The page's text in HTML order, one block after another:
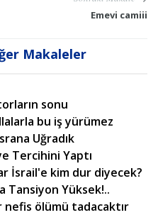
Emevi camiii
Makaleler
sonu
bu iş yürümez
Uğradık
Tercihini Yaptı
İsrail'e kim dur diyecek?
Tansiyon Yüksek!..
nefis ölümü tadacaktır